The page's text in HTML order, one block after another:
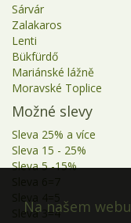
Sárvár
Zalakaros
Lenti
Bükfürdő
Mariánské lážně
Moravské Toplice
Možné slevy
Sleva 25% a více
Sleva 15 - 25%
Sleva 5 -15%
Sleva 3=4
Na našem